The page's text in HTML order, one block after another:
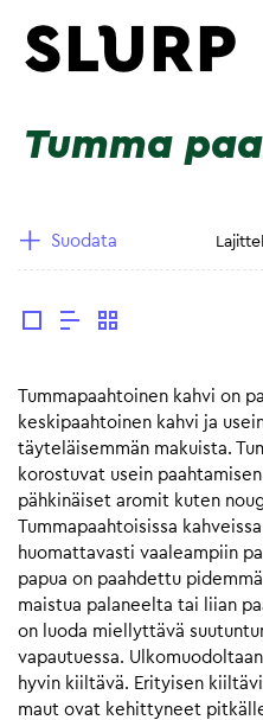
Tumma
Suodata
Tummapaahtoinen kahvi on
keskipaahtoinen kahvi ja
täyteläisemmän makuista.
korostuvat usein
pähkinäiset aromit kuten
Tummapaahtoisissa
huomattavasti vaaleampiin
papua on paahdettu
maistua palaneelta tai liian
on luoda miellyttävä
vapautuessa.
hyvin kiiltävä. Erityisen
maut ovat kehittyneet